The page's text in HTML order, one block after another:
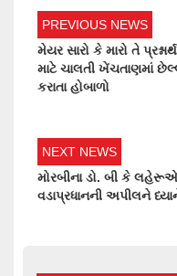
PREVIOUS NEWS
મેયર સારો કે મારો તે
માટે ચાલતી ખેંચતાણમાં
કરાતા હોબાળો
NEXT NEWS
મોરબીના ડો. બી કે
વડાપ્રધાનની અપીલને